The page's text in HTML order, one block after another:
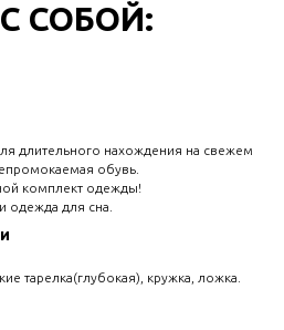
СОБОЙ:
длительного нахождения на свежем
обувь.
комплект одежды!
одежда для сна.
тарелка(глубокая), кружка, ложка.